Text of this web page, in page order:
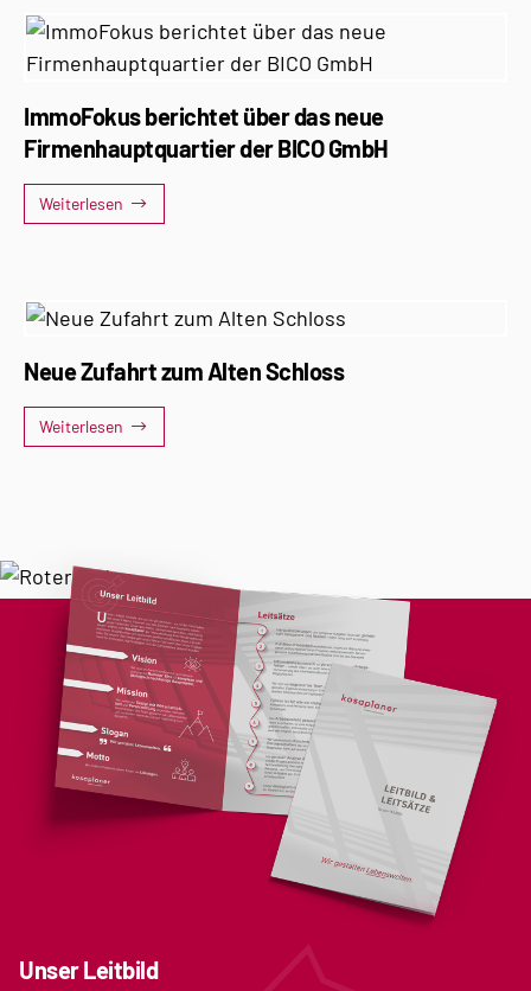
ImmoFokus berichtet über das neue
Firmenhauptquartier der BICO GmbH
Weiterlesen
Neue Zufahrt zum Alten Schloss
Weiterlesen
Unser Leitbild